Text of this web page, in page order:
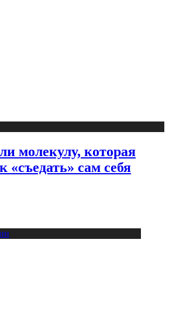
молекулу, которая
«съедать» сам себя